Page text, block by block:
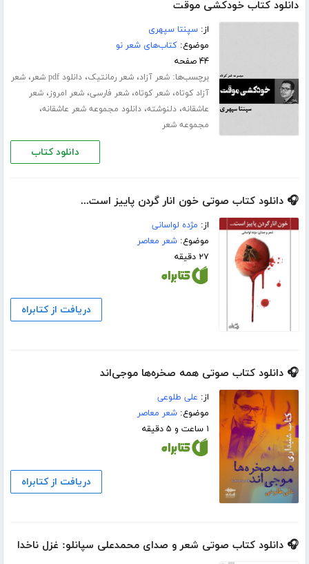
دانلود کتاب خودکشی موقت
از:سپنتا سپهری
موضوع:کتاب‌های شعر نو
۴۴ صفحه
برچسب‌ها:شعر آزاد،شعر رمانتیک،دانلود pdf شعر ،شعر
آزاد کوتاه،شعر کوتاه،شعر فارسی،شعر امروز،شعر
عاشقانه،دلنوشته،دانلود مجموعه شعر عاشقانه،
مجموعه شعر
دانلود کتاب
🎧 دانلود کتاب صوتی خون انار گردن پاییز است...
از: مژده لواسانی
موضوع:شعر معاصر
۲۷ دقیقه
دریافت از کتابراه
🎧 دانلود کتاب صوتی همه صخره‌ها موجی‌اند
از: علی طلوعی
موضوع:شعر معاصر
۱ ساعت و ۵ دقیقه
دریافت از کتابراه
🎧 دانلود کتاب صوتی شعر و صدای محمدعلی سپانلو: غزل ناخدا